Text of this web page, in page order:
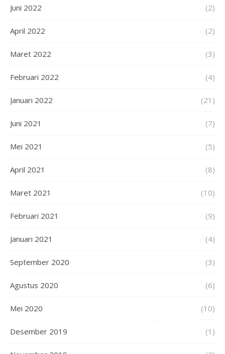
Juni 2022 (2)
April 2022 (2)
Maret 2022 (3)
Februari 2022 (4)
Januari 2022 (21)
Juni 2021 (7)
Mei 2021 (5)
April 2021 (8)
Maret 2021 (10)
Februari 2021 (9)
Januari 2021 (4)
September 2020 (3)
Agustus 2020 (6)
Mei 2020 (10)
Desember 2019 (1)